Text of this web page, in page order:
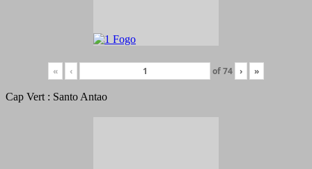
« ‹ of74 › »
Cap Vert : Santo Antao